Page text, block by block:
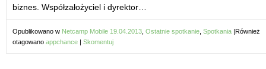
biznes. Współzałożyciel i dyrektor…
Opublikowano w Netcamp Mobile 19.04.2013 Ostatnie spotkanie Spotkania |Również
otagowano appchance | Skomentuj